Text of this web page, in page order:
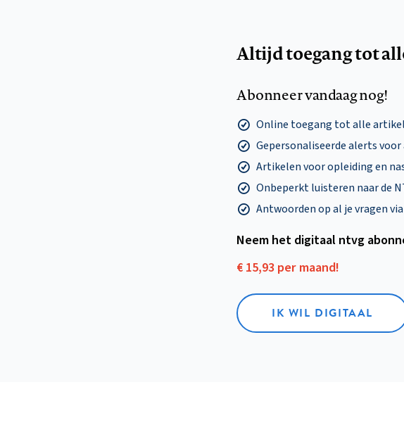
Altijd toegang tot
Abonneer vandaag nog!
Online toegang tot alle
Gepersonaliseerde alerts
Artikelen voor opleiding en
Onbeperkt luisteren naar de
Antwoorden op al je vragen
Neem het digitaal ntvg
€ 15,93 per maand!
IK WIL DIGITAAL